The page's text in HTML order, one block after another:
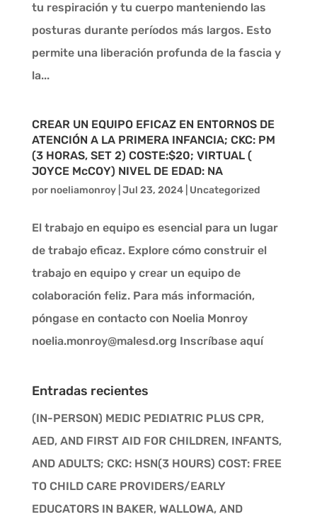
tu respiración y tu cuerpo manteniendo las
posturas durante períodos más largos. Esto
permite una liberación profunda de la fascia y
la...
CREAR UN EQUIPO EFICAZ EN ENTORNOS DE
ATENCIÓN A LA PRIMERA INFANCIA; CKC: PM
(3 HORAS, SET 2) COSTE:$20; VIRTUAL (
JOYCE McCOY) NIVEL DE EDAD: NA
por noeliamonroy| Jul 23, 2024| Uncategorized
El trabajo en equipo es esencial para un lugar
de trabajo eficaz. Explore cómo construir el
trabajo en equipo y crear un equipo de
colaboración feliz. Para más información,
póngase en contacto con Noelia Monroy
noelia.monroy@malesd.org Inscríbase aquí
Entradas recientes
(IN-PERSON) MEDIC PEDIATRIC PLUS CPR,
AED, AND FIRST AID FOR CHILDREN, INFANTS,
AND ADULTS; CKC: HSN(3 HOURS) COST: FREE
TO CHILD CARE PROVIDERS/EARLY
EDUCATORS IN BAKER, WALLOWA, AND